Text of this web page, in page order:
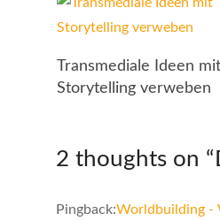
Transmediale Ideen mit
Storytelling verweben
2 thoughts on “
Pingback:Worldbuilding -